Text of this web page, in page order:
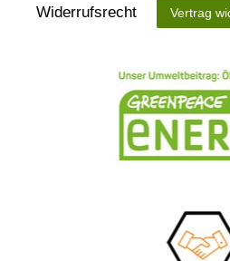
Widerrufs­recht Vertrag